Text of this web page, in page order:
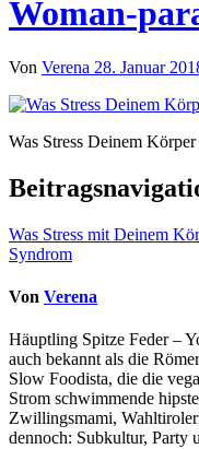
Woman-
Von Verena 28. Januar
Was Stress Deinem
Was Stress mit Deinem
Syndrom
Von Verena
Häuptling Spitze Feder –
auch bekannt als die
Slow Foodista, die die
Strom schwimmende
Zwillingsmami,
dennoch: Subkultur, Party